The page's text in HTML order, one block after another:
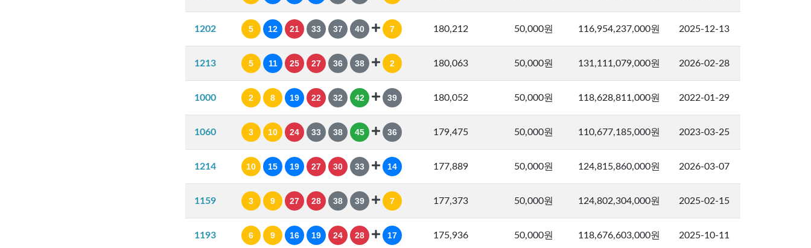
1202 5 12 21 33 37 40 7 180,212 50,000원 116,954,237,000원 2025-12-13
1213 5 11 25 27 36 38 2 180,063 50,000원 131,111,079,000원 2026-02-28
1000 2 8 19 22 32 42 39 180,052 50,000원 118,628,811,000원 2022-01-29
1060 3 10 24 33 38 45 36 179,475 50,000원 110,677,185,000원 2023-03-25
1214 10 15 19 27 30 33 14 177,889 50,000원 124,815,860,000원 2026-03-07
1159 3 9 27 28 38 39 7 177,373 50,000원 124,802,304,000원 2025-02-15
1193 6 9 16 19 24 28 17 175,936 50,000원 118,676,603,000원 2025-10-11